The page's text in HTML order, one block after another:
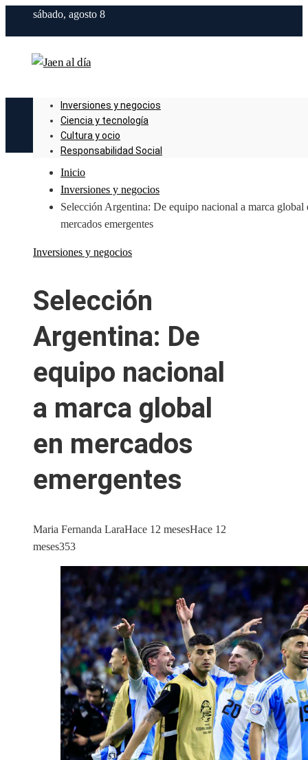
sábado, agosto 8
Inversiones y negocios
Ciencia y tecnología
Cultura y ocio
Responsabilidad Social
Inicio
Inversiones y negocios
Selección Argentina: De equipo nacional a marca global
mercados emergentes
Inversiones y negocios
Selección
Argentina: De
equipo nacional
a marca global
en mercados
emergentes
Maria Fernanda LaraHace 12 mesesHace 12
meses353